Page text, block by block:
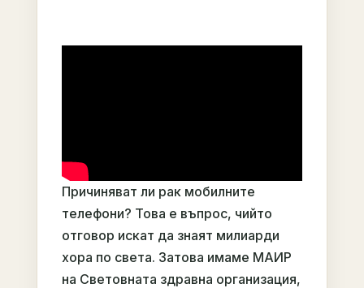
Причиняват ли рак мобилните
телефони? Това е въпрос, чийто
отговор искат да знаят милиарди
хора по света. Затова имаме МАИР
на Световната здравна организация,